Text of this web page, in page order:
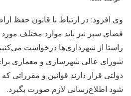
وی افزود: در ارتباط با قانون حفظ
فضای سبز نیز باید موارد مختلف مورد
راستا از شهرداری‌ها درخواست
شورای عالی شهرسازی و معماری
دولتی قرار دارند قوانین و مقرراتی
شود اطلاع‌رسانی لازم صورت بگیرد.